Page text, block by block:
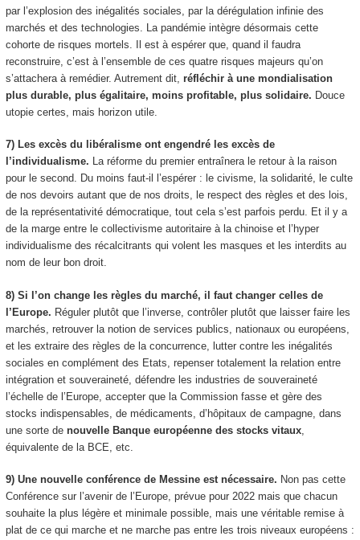
par l’explosion des inégalités sociales, par la dérégulation infinie des
marchés et des technologies. La pandémie intègre désormais cette
cohorte de risques mortels. Il est à espérer que, quand il faudra
reconstruire, c’est à l’ensemble de ces quatre risques majeurs qu’on
s’attachera à remédier. Autrement dit, réfléchir à une mondialisation
plus durable, plus égalitaire, moins profitable, plus solidaire. Douce
utopie certes, mais horizon utile.
7) Les excès du libéralisme ont engendré les excès de
l’individualisme. La réforme du premier entraînera le retour à la raison
pour le second. Du moins faut-il l’espérer : le civisme, la solidarité, le culte
de nos devoirs autant que de nos droits, le respect des règles et des lois,
de la représentativité démocratique, tout cela s’est parfois perdu. Et il y a
de la marge entre le collectivisme autoritaire à la chinoise et l’hyper
individualisme des récalcitrants qui volent les masques et les interdits au
nom de leur bon droit.
8) Si l’on change les règles du marché, il faut changer celles de
l’Europe. Réguler plutôt que l’inverse, contrôler plutôt que laisser faire les
marchés, retrouver la notion de services publics, nationaux ou européens,
et les extraire des règles de la concurrence, lutter contre les inégalités
sociales en complément des Etats, repenser totalement la relation entre
intégration et souveraineté, défendre les industries de souveraineté
l’échelle de l’Europe, accepter que la Commission fasse et gère des
stocks indispensables, de médicaments, d’hôpitaux de campagne, dans
une sorte de nouvelle Banque européenne des stocks vitaux,
équivalente de la BCE, etc.
9) Une nouvelle conférence de Messine est nécessaire. Non pas cette
Conférence sur l’avenir de l’Europe, prévue pour 2022 mais que chacun
souhaite la plus légère et minimale possible, mais une véritable remise à
plat de ce qui marche et ne marche pas entre les trois niveaux européens :